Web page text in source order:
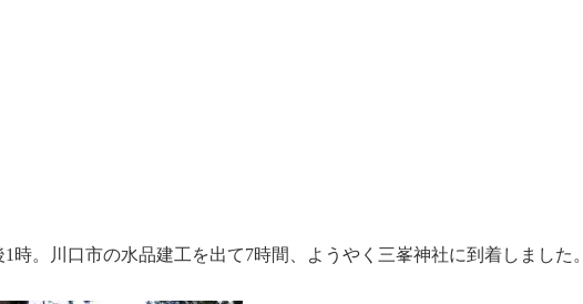
時。川口市の水品建工を出て7時間、ようやく三峯神社に到着しました。